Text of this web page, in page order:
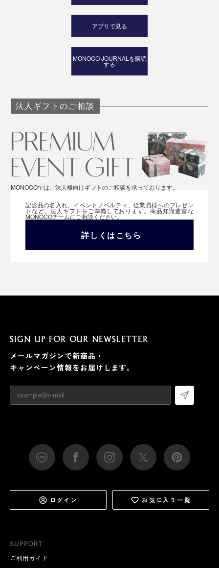
アプリで見る
MONOCO JOURNALを購読
する
法人ギフトのご相談
MONOCOでは、法人様向けギフトのご相談を承っております。
記念品の名入れ、イベントノベルティ、従業員様へのプレゼン
トなど、法人ギフトをご準備しております。商品知識豊富な
MONOCOチームにご相談ください。
詳しくはこちら
SUPPORT
ご利用ガイド
SIGN UP FOR OUR NEWSLETTER
メールマガジンで新商品・
キャンペーン情報をお届けします。
ログイン お気に入り一覧